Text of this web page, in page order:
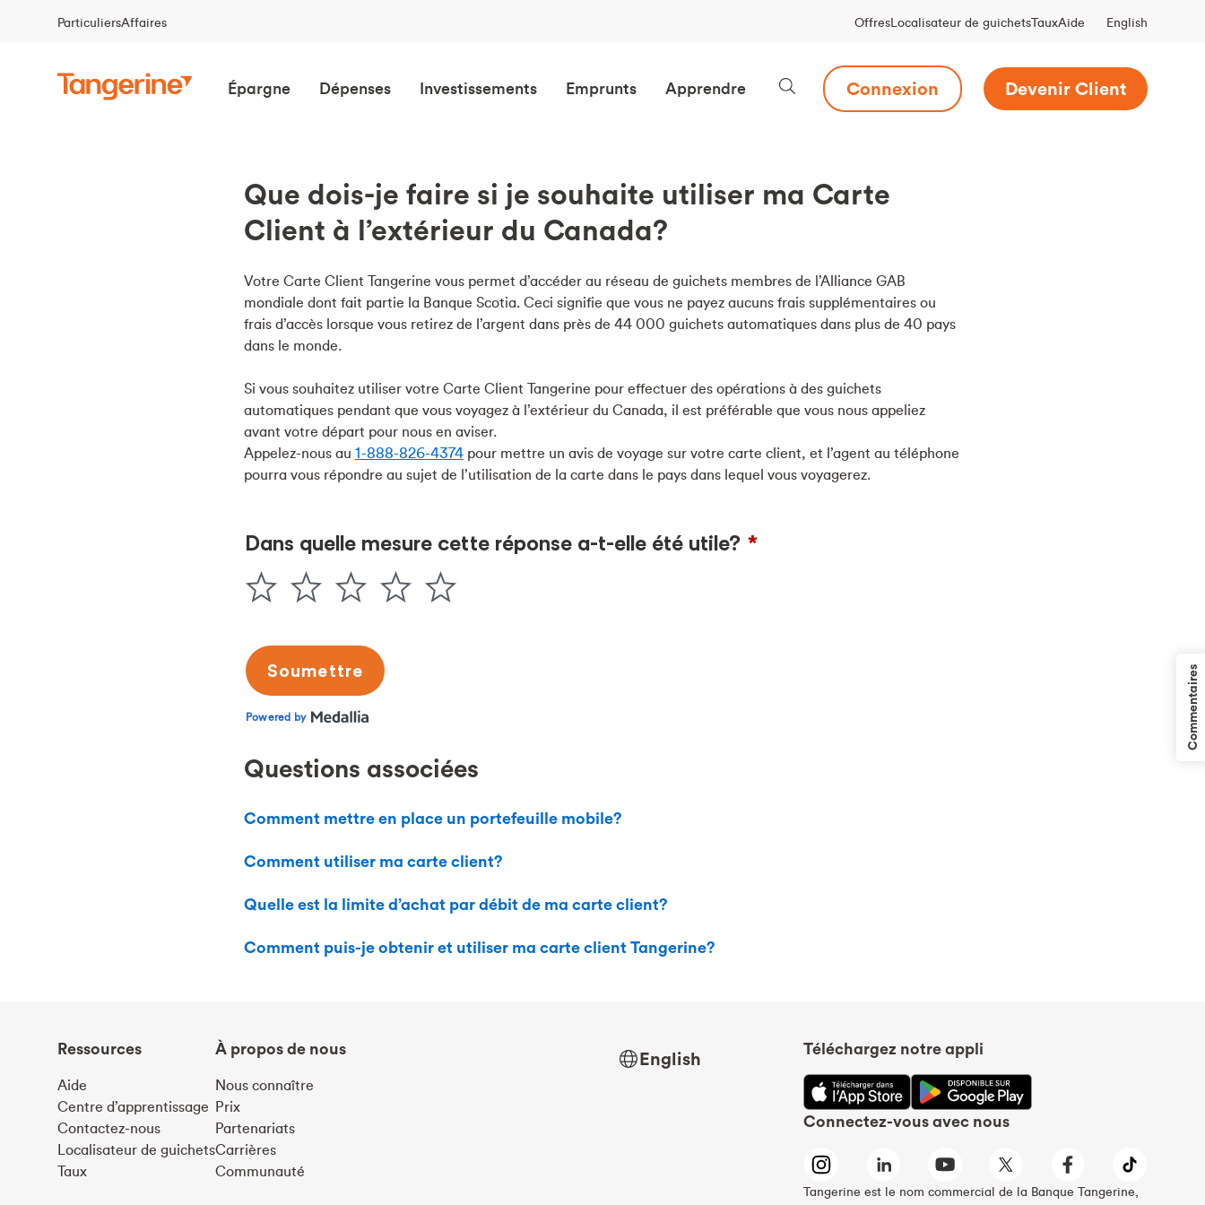
ParticuliersAffaires OffresLocalisateur de guichetsTauxAide English
Épargne Dépenses Investissements Emprunts Apprendre Connexion Devenir Client
Que dois-je faire si je souhaite utiliser ma Carte
Client à l’extérieur du Canada?
Votre Carte Client Tangerine vous permet d’accéder au réseau de guichets membres de l’Alliance GAB
mondiale dont fait partie la Banque Scotia. Ceci signifie que vous ne payez aucuns frais supplémentaires ou
frais d’accès lorsque vous retirez de l’argent dans près de 44 000 guichets automatiques dans plus de 40 pays
dans le monde.
Si vous souhaitez utiliser votre Carte Client Tangerine pour effectuer des opérations à des guichets
automatiques pendant que vous voyagez à l’extérieur du Canada, il est préférable que vous nous appeliez
avant votre départ pour nous en aviser.
Appelez-nous au 1-888-826-4374 pour mettre un avis de voyage sur votre carte client, et l’agent au téléphone
pourra vous répondre au sujet de l’utilisation de la carte dans le pays dans lequel vous voyagerez.
Questions associées
Comment mettre en place un portefeuille mobile?
Comment utiliser ma carte client?
Quelle est la limite d’achat par débit de ma carte client?
Comment puis-je obtenir et utiliser ma carte client Tangerine?
Ressources
Aide
Centre d’apprentissage
Contactez-nous
Localisateur de guichets
Taux
À propos de nous
Nous connaître
Prix
Partenariats
Carrières
Communauté
English Téléchargez notre appli
Connectez-vous avec nous
Tangerine est le nom commercial de la Banque Tangerine,
Commentaires